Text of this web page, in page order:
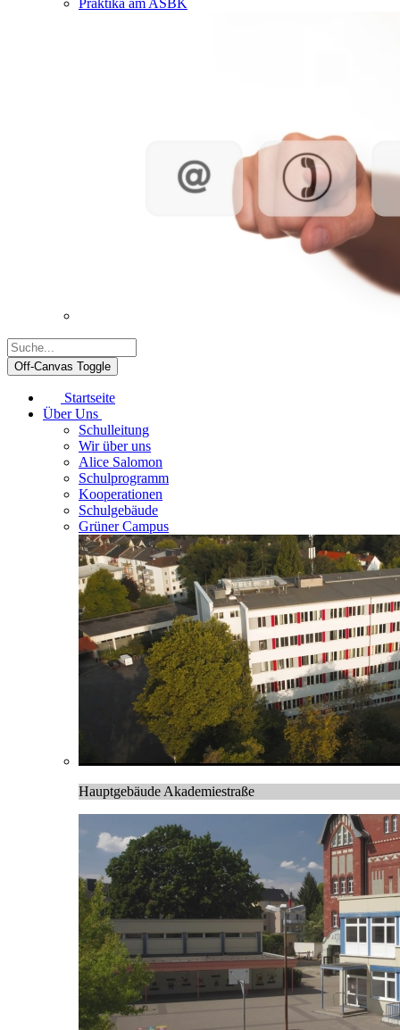
Praktika am ASBK
Off-Canvas Toggle
Startseite
Über Uns
Schulleitung
Wir über uns
Alice Salomon
Schulprogramm
Kooperationen
Schulgebäude
Grüner Campus
Hauptgebäude Akademiestraße